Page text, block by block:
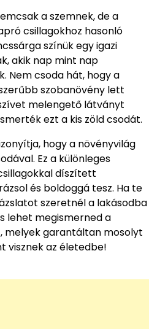
a szemnek, de a
csillagokhoz hasonló
színük egy igazi
akik nap mint nap
Nem csoda hát, hogy a
szobanövény lett
melengető látványt
ezt a kis zöld csodát.
hogy a növényvilág
Ez a különleges
díszített
és boldoggá tesz. Ha te
szeretnél a lakásodba
lehet megismerned a
melyek garantáltan mosolyt
visznek az életedbe!